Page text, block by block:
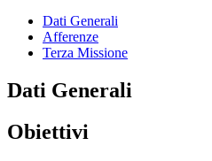
Dati Generali
Afferenze
Terza Missione
Dati Generali
Obiettivi